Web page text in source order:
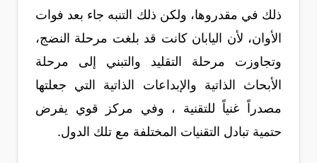
ذلك في مقدروها، ولكن ذلك التنبه جاء بعد فوات
الأوان، لأن اليابان كانت قد بلغت مرحلة النضج،
وتجاوزت مرحلة التقليد والتبني إلى مرحلة
الأبحاث الذاتية والإبداعات الذاتية التي جعلتها
مصدراً غنياً للتقنية ، وفي مركز قوي يفرض
حتمية تبادل التقنيات المختلفة مع تلك الدول.